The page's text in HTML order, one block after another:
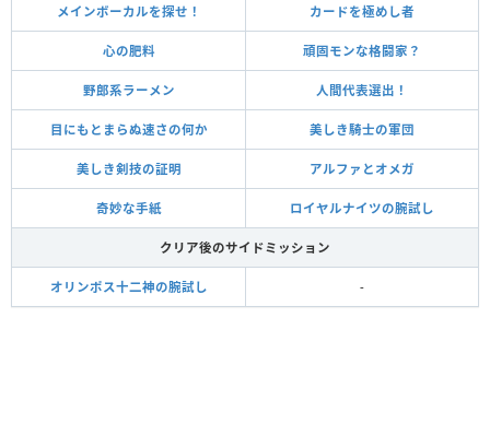
メインボーカルを探せ！ カードを極めし者
心の肥料 頑固モンな格闘家？
野郎系ラーメン 人間代表選出！
目にもとまらぬ速さの何か 美しき騎士の軍団
美しき剣技の証明 アルファとオメガ
奇妙な手紙 ロイヤルナイツの腕試し
クリア後のサイドミッション
オリンポス十二神の腕試し -